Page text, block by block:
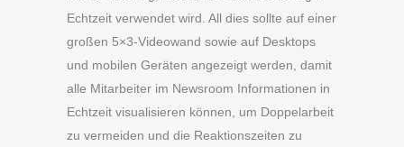
Echtzeit verwendet wird. All dies sollte auf einer
großen 5×3-Videowand sowie auf Desktops
und mobilen Geräten angezeigt werden, damit
alle Mitarbeiter im Newsroom Informationen in
Echtzeit visualisieren können, um Doppelarbeit
zu vermeiden und die Reaktionszeiten zu